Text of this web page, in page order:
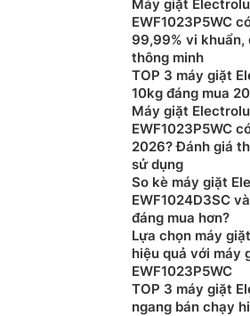
Giặt nhanh đầy tải chỉ 45
Công nghệ giặt nhanh FullWash 45
EWF1023P5WC
đa tải trọng nhờ sử dụng các vòi
kết hợp với chuyển động lốc
thấp 30°C giúp cho áo quần
Máy giặt
EWF1023P5WC
99,99% vi khuẩn,
thông minh
TOP 3 máy giặt
10kg đáng mua
Máy giặt
EWF1023P5WC
2026? Đánh giá
sử dụng
So kè máy giặt
EWF1024D3SC
đáng mua hơn?
Lựa chọn máy
hiệu quả với máy
EWF1023P5WC
TOP 3 máy giặt
ngang bán chạy